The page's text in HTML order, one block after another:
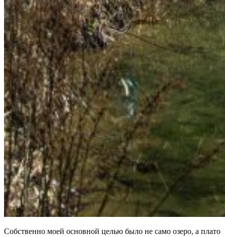
Собственно моей основной целью было не само озеро, а плато